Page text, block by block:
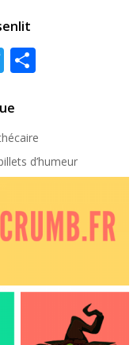
Twitter
d’humeur